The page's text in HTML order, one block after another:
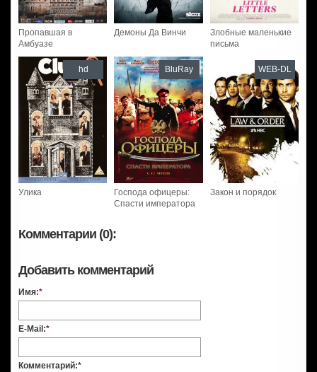
Пропавшая в
Амбуазе
Демоны Да Винчи
Злобные маленькие
письма
Улика
hd
Господа офицеры:
Спасти императора
BluRay
Закон и порядок
WEB-DL
Комментарии (0):
Добавить комментарий
Имя:*
E-Mail:*
Комментарий:*